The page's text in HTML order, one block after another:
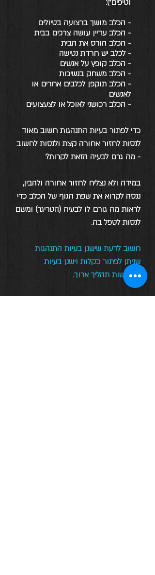
וטיפים"):
- הכלב מושך ברצועה בטיולים
- הכלב עדיין עושה צרכים בבית
- הכלב הורס את הבית
- לכלב יש חרדת נטישה
- הכלב קופץ על אנשים
- הכלב משחק בנשיכות
- הכלב תוקפן לכלבים אחרים או
לאנשים
- הכלב רכושני לאוכל או לצעצועים
כדי לפתור בעיות התנהגות חשוב מאוד
לנסות לחזור אחורה קצת ולנסות לחשוב
- מה גרם לבעיה הזאת לקרות?
במידה ולא נצליח לחזור אחורה ולהבין,
ננסה לקרוא את שפת הגוף של הכלב כדי
לראות מה גורם לו לבעיה (הטריגר) ומשם
לנסות לטפל בה.
חשוב לדעת שישנן בעיות התנהגות
שניתן לפתור בקלות וישנן בעיות
שדורשות תהליך ארוך.